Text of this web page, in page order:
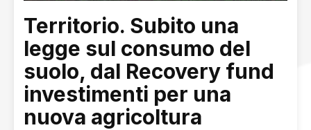
Territorio. Subito una
legge sul consumo del
suolo, dal Recovery fund
investimenti per una
nuova agricoltura